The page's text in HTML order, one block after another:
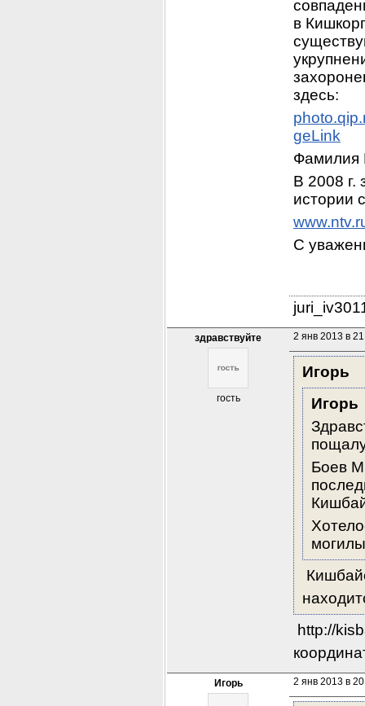
в
здесь:
geLink
Фамилия
В 2008 г.
истории
С
здравствуйте
гость
2 янв 2013 в
Игорь
Игорь
Боев
http://
Игорь 2 янв 2013 в